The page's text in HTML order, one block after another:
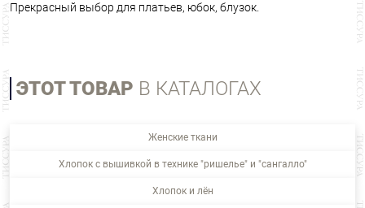
Прекрасный выбор для платьев, юбок, блузок.
ЭТОТ ТОВАР В КАТАЛОГАХ
Женские ткани
Хлопок с вышивкой в технике "ришелье" и "сангалло"
Хлопок и лён